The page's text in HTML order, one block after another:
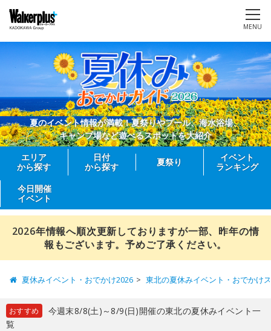
MENU
夏のイベント情報が満載！夏祭りやプール、海水浴場、
キャンプ場など遊べるスポットを大紹介
エリア
から探す
日付
から探す
夏祭り
イベント
ランキング
今日開催
イベント
2026年情報へ順次更新しておりますが一部、昨年の情
報もございます。予めご了承ください。
夏休みイベント・おでかけ2026 東北の夏休みイベント・おでかけ
おすすめ
今週末8/8(土)～8/9(日)開催の東北の夏休みイベント一
覧